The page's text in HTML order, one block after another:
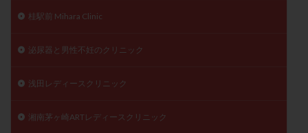
桂駅前 Mihara Clinic
泌尿器と男性不妊のクリニック
浅田レディースクリニック
湘南茅ヶ崎ARTレディースクリニック